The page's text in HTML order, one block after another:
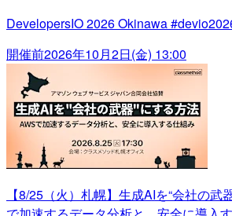
DevelopersIO 2026 Okinawa
開催前2026年10月2日(金) 13:00
【8/25（火）札幌】生成AIを“会社の武